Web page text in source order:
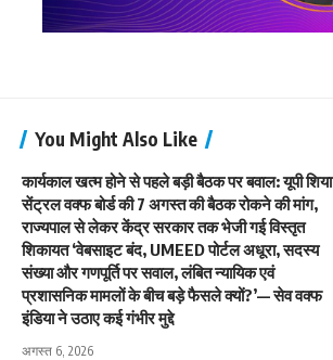
You Might Also Like
कार्यकाल खत्म होने से पहले बड़ी बैठक पर बवाल: यूपी शिया
सेंट्रल वक्फ बोर्ड की 7 अगस्त की बैठक रोकने की मांग,
राज्यपाल से लेकर केंद्र सरकार तक भेजी गई विस्तृत
शिकायत ‘वेबसाइट बंद, UMEED पोर्टल अधूरा, सदस्य
संख्या और गणपूर्ति पर सवाल, लंबित न्यायिक एवं
प्रशासनिक मामलों के बीच बड़े फैसले क्यों?’— सेव वक्फ
इंडिया ने उठाए कई गंभीर मुद्दे
अगस्त 6, 2026